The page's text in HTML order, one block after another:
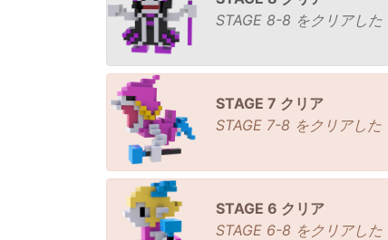
STAGE 8-8 をクリアした
STAGE 7 クリア
STAGE 7-8 をクリアした
STAGE 6 クリア
STAGE 6-8 をクリアした